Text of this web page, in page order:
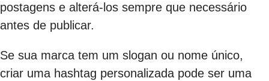
postagens e alterá-los sempre que necessário
antes de publicar.
Se sua marca tem um slogan ou nome único,
criar uma hashtag personalizada pode ser uma